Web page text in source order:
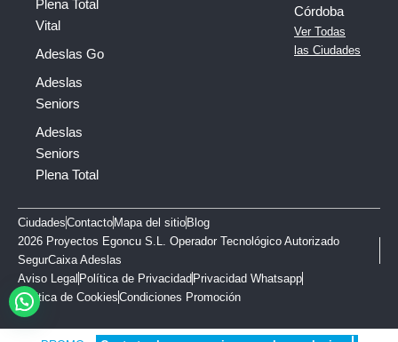
Plena Total
Vital
Adeslas Go
Adeslas
Seniors
Adeslas
Seniors
Plena Total
Córdoba
Ver Todas
las Ciudades
CiudadesContacto Mapa del sitio Blog
2026 Proyectos Egoncu S.L. Operador Tecnológico Autorizado
SegurCaixa Adeslas
Aviso Legal Política de Privacidad Privacidad Whatsapp
Política de CookiesCondiciones Promoción